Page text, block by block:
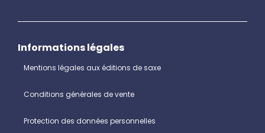
Informations légales
Mentions légales aux éditions de saxe
Conditions générales de vente
Protection des données personnelles